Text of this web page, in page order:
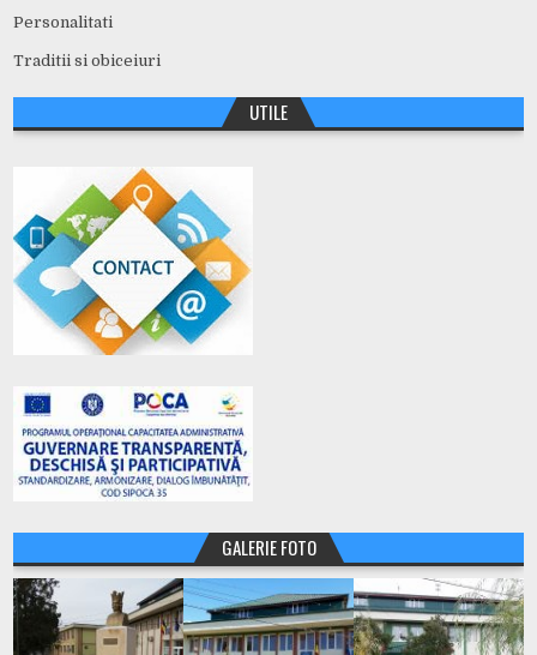
Personalitati
Traditii si obiceiuri
UTILE
GALERIE FOTO